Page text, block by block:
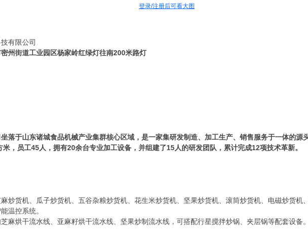
登录/注册后可看大图
有限公司
州街道工业园区杨家岭红绿灯往南200米路灯
落于山东诸城食品机械产业集群核心区域，是一家集研发制造、加工生产、销售服务于一体的源
，员工45人，拥有20余台专业加工设备，并组建了15人的研发团队，累计完成12项技术革新。
炒货机、瓜子炒货机、五谷杂粮炒货机、花生米炒货机、坚果炒货机、滚筒炒货机、电磁炒货机
温控系统。
麻烘干流水线、亚麻籽烘干流水线、坚果炒制流水线，可搭配行星搅拌炒锅、夹层锅等配套设备。